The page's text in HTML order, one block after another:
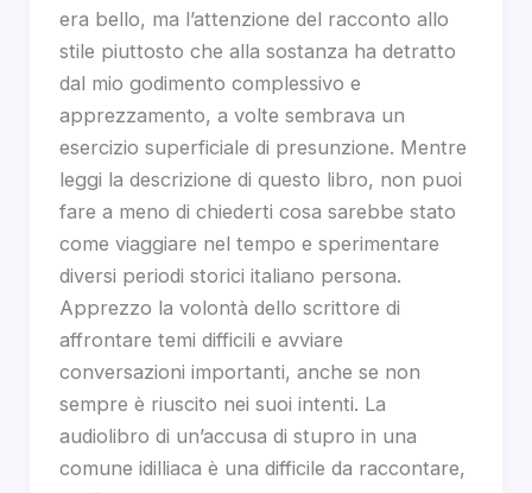
era bello, ma l’attenzione del racconto allo
stile piuttosto che alla sostanza ha detratto
dal mio godimento complessivo e
apprezzamento, a volte sembrava un
esercizio superficiale di presunzione. Mentre
leggi la descrizione di questo libro, non puoi
fare a meno di chiederti cosa sarebbe stato
come viaggiare nel tempo e sperimentare
diversi periodi storici italiano persona.
Apprezzo la volontà dello scrittore di
affrontare temi difficili e avviare
conversazioni importanti, anche se non
sempre è riuscito nei suoi intenti. La
audiolibro di un’accusa di stupro in una
comune idilliaca è una difficile da raccontare,